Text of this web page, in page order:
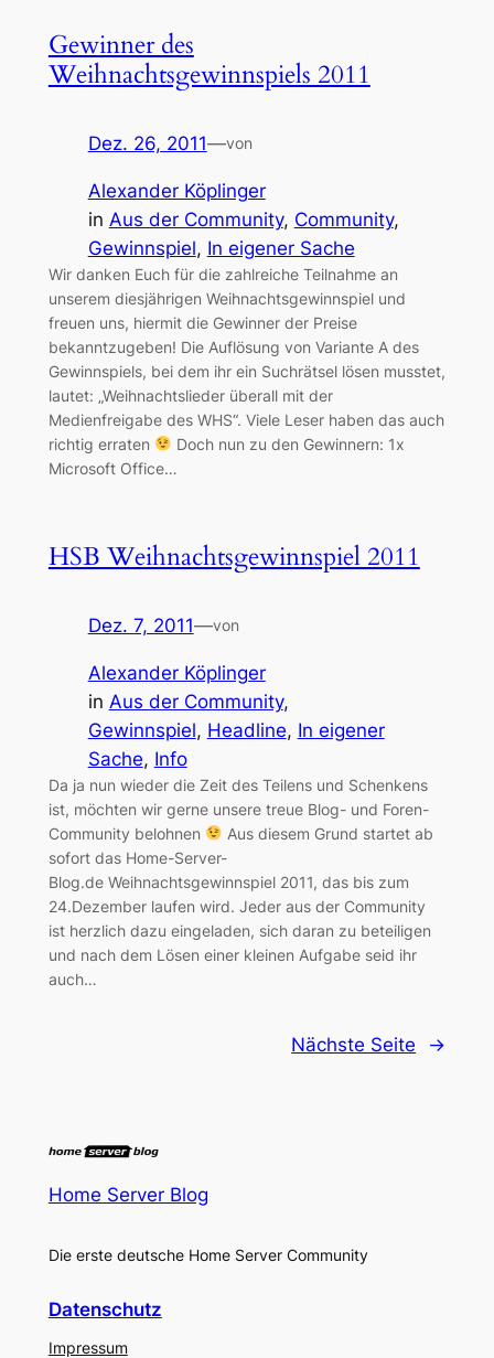
Gewinner des
Weihnachtsgewinnspiels 2011
Dez. 26, 2011—von
Alexander Köplinger
in Aus der Community, Community
Gewinnspiel, In eigener Sache
Wir danken Euch für die zahlreiche Teilnahme an
unserem diesjährigen Weihnachtsgewinnspiel und
freuen uns, hiermit die Gewinner der Preise
bekanntzugeben! Die Auflösung von Variante A des
Gewinnspiels, bei dem ihr ein Suchrätsel lösen musstet,
lautet: „Weihnachtslieder überall mit der
Medienfreigabe des WHS“. Viele Leser haben das auch
richtig erraten
Doch nun zu den Gewinnern: 1x
Microsoft Office…
HSB Weihnachtsgewinnspiel 2011
Dez. 7, 2011—von
Alexander Köplinger
in Aus der Community
Gewinnspiel, Headline, In eigener
Sache, Info
Da ja nun wieder die Zeit des Teilens und Schenkens
ist, möchten wir gerne unsere treue Blog- und Foren-
Community belohnen
Aus diesem Grund startet ab
sofort das Home-Server-
Blog.de Weihnachtsgewinnspiel 2011, das bis zum
24.Dezember laufen wird. Jeder aus der Community
ist herzlich dazu eingeladen, sich daran zu beteiligen
und nach dem Lösen einer kleinen Aufgabe seid ihr
auch…
Nächste Seite →
Home Server Blog
Die erste deutsche Home Server Community
Datenschutz
Impressum